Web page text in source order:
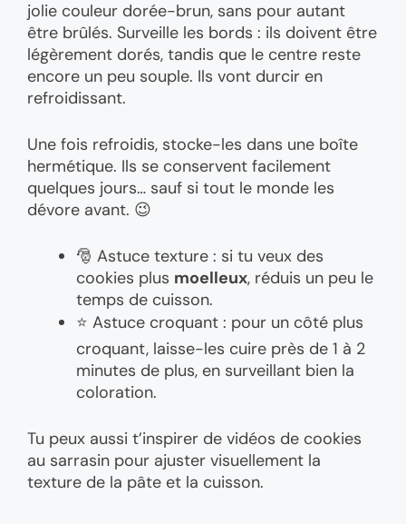
jolie couleur dorée-brun, sans pour autant
être brûlés. Surveille les bords : ils doivent être
légèrement dorés, tandis que le centre reste
encore un peu souple. Ils vont durcir en
refroidissant.
Une fois refroidis, stocke-les dans une boîte
hermétique. Ils se conservent facilement
quelques jours… sauf si tout le monde les
dévore avant. 😉
🎅 Astuce texture : si tu veux des
cookies plus moelleux, réduis un peu le
temps de cuisson.
⭐ Astuce croquant : pour un côté plus
croquant, laisse-les cuire près de 1 à 2
minutes de plus, en surveillant bien la
coloration.
Tu peux aussi t’inspirer de vidéos de cookies
au sarrasin pour ajuster visuellement la
texture de la pâte et la cuisson.